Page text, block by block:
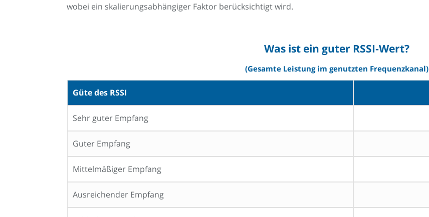
wobei ein skalierungsabhängiger Faktor berücksichtigt wird.
Was ist ein guter RSSI‑Wert?
(Gesamte Leistung im genutzten Frequenzkanal)
Güte des RSSI
Sehr guter Empfang
Guter Empfang
Mittelmäßiger Empfang
Ausreichender Empfang